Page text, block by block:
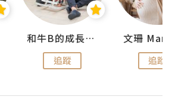
和牛B的成長日記
追蹤
文珊
追蹤